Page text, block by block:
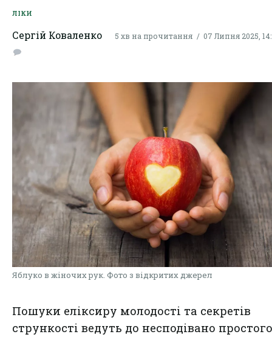
ЛІКИ
Сергій Коваленко 5 хв на прочитання 07 Липня 2025,
Яблуко в жіночих рук. Фото з відкритих джерел
Пошуки еліксиру молодості та секретів
стрункості ведуть до несподівано простого